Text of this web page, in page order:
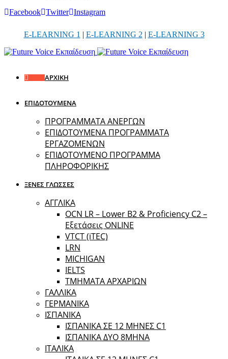
Facebook Twitter Instagram
E-LEARNING 1 | E-LEARNING 2 | E-LEARNING 3
ΑΡΧΙΚΗ
ΕΠΙΔΟΤΟΥΜΕΝΑ
ΠΡΟΓΡΑΜΜΑΤΑ ΑΝΕΡΓΩΝ
ΕΠΙΔΟΤΟΥΜΕΝΑ ΠΡΟΓΡΑΜΜΑΤΑ
ΕΡΓΑΖΟΜΕΝΩΝ
ΕΠΙΔΟΤΟΥΜΕΝΟ ΠΡΟΓΡΑΜΜΑ
ΠΛΗΡΟΦΟΡΙΚΗΣ
ΞΕΝΕΣ ΓΛΩΣΣΕΣ
ΑΓΓΛΙΚΑ
OCN LR – Lower B2 & Proficiency C2 –
Εξετάσεις ONLINE
VTCT (iTEC)
LRN
MICHIGAN
IELTS
ΤΜΗΜΑΤΑ ΑΡΧΑΡΙΩΝ
ΓΑΛΛΙΚΑ
ΓΕΡΜΑΝΙΚΑ
ΙΣΠΑΝΙΚΑ
ΙΣΠΑΝΙΚΑ ΣΕ 12 ΜΗΝΕΣ C1
ΙΣΠΑΝΙΚΑ ΔΥΟ 8ΜΗΝΑ
ΙΤΑΛΙΚΑ